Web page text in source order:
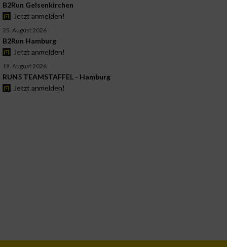
B2Run Gelsenkirchen
Jetzt anmelden!
25. August 2026
B2Run Hamburg
Jetzt anmelden!
19. August 2026
RUN5 TEAMSTAFFEL - Hamburg
Jetzt anmelden!